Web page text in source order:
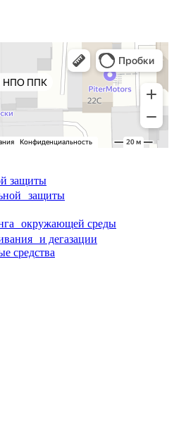
защиты
защиты
окружающей среды
и дегазации
средства